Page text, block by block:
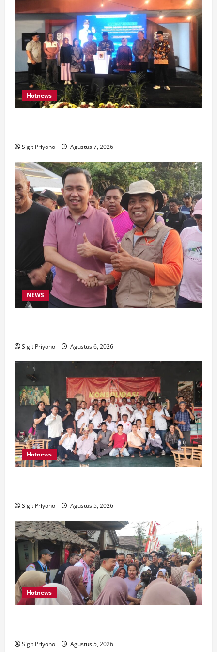
Hotnews
Sigit Priyono Agustus 7, 2026
NEWS
Sigit Priyono Agustus 6, 2026
Hotnews
Sigit Priyono Agustus 5, 2026
Hotnews
Sigit Priyono Agustus 5, 2026